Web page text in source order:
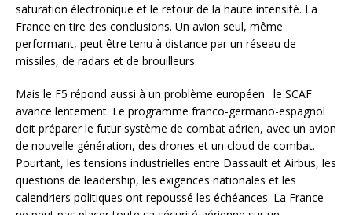
saturation électronique et le retour de la haute intensité. La
France en tire des conclusions. Un avion seul, même
performant, peut être tenu à distance par un réseau de
missiles, de radars et de brouilleurs.
Mais le F5 répond aussi à un problème européen : le SCAF
avance lentement. Le programme franco-germano-espagnol
doit préparer le futur système de combat aérien, avec un avion
de nouvelle génération, des drones et un cloud de combat.
Pourtant, les tensions industrielles entre Dassault et Airbus, les
questions de leadership, les exigences nationales et les
calendriers politiques ont repoussé les échéances. La France